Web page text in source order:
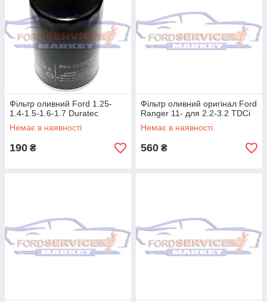
Фільтр оливний Ford 1.25-
1.4-1.5-1.6-1.7 Durateс
Немає в наявності
190 ₴
Фільтр оливний оригінал Ford
Ranger 11- для 2.2-3.2 TDCi
Немає в наявності
560 ₴